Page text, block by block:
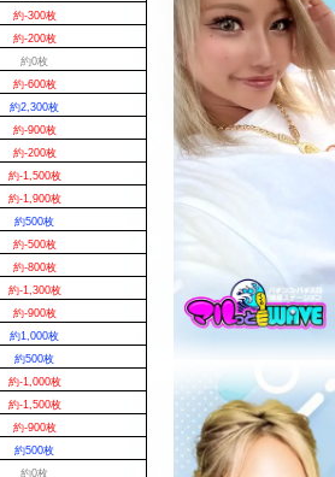
約-300枚
約-200枚
約0枚
約-600枚
約2,300枚
約-900枚
約-200枚
約-1,500枚
約-1,900枚
約500枚
約-500枚
約-800枚
約-1,300枚
約-900枚
約1,000枚
約500枚
約-1,000枚
約-1,500枚
約-900枚
約500枚
約0枚